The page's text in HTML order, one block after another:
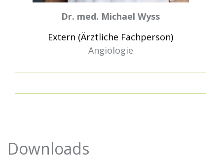
Dr. med. Michael Wyss
Extern (Ärztliche Fachperson)
Angiologie
Downloads